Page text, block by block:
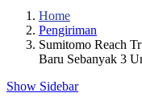
Home
Pengiriman
Sumitomo Reach
Baru Sebanyak 3
Show Sidebar